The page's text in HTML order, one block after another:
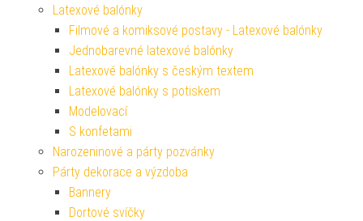
Latexové balónky
Filmové a komiksové postavy - Latexové balónky
Jednobarevné latexové balónky
Latexové balónky s českým textem
Latexové balónky s potiskem
Modelovací
S konfetami
Narozeninové a párty pozvánky
Párty dekorace a výzdoba
Bannery
Dortové svíčky